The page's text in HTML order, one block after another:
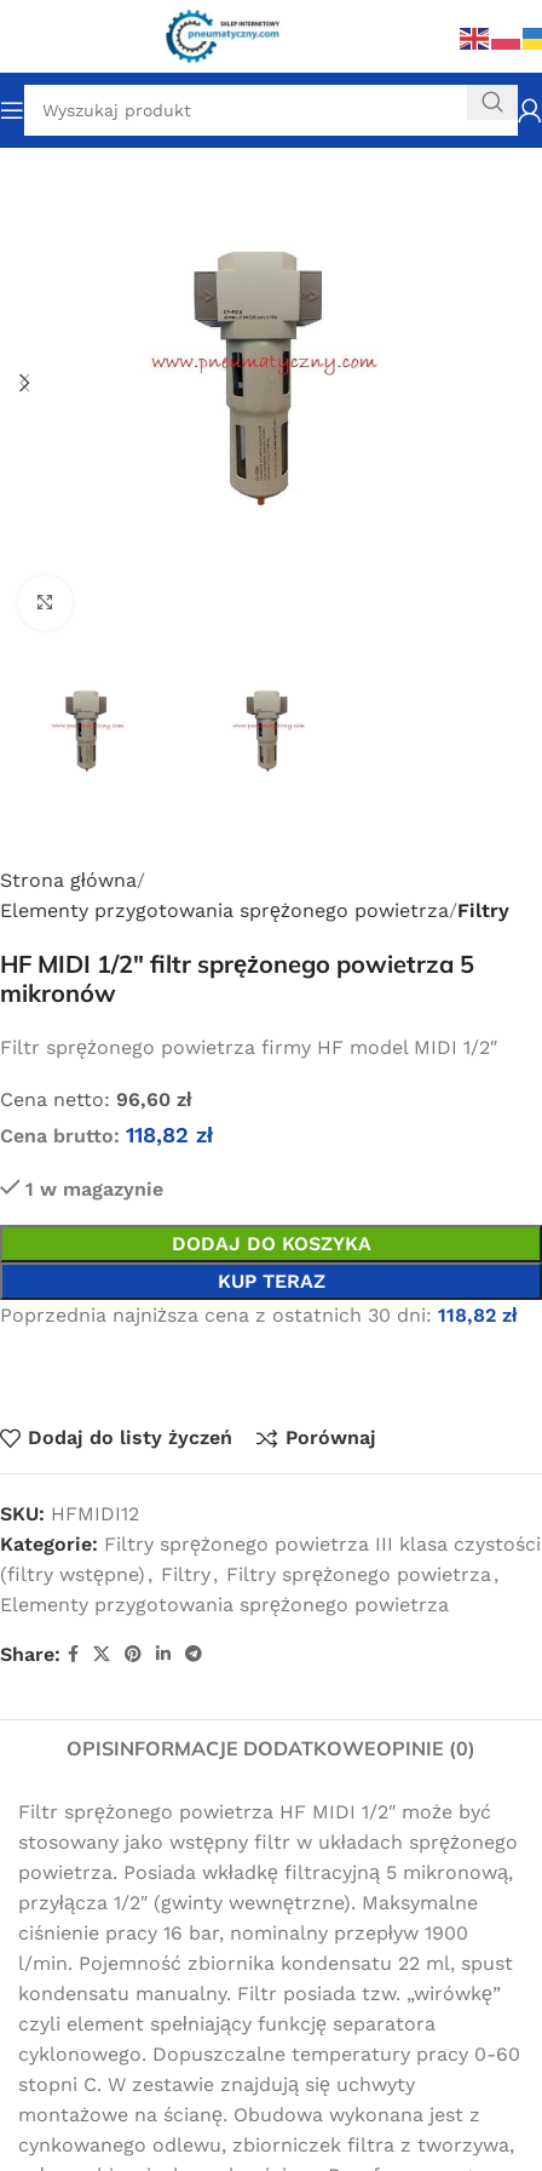
Strona główna
Elementy przygotowania sprężonego powietrza Filtry
HF MIDI 1/2″ filtr sprężonego powietrza 5
mikronów
Filtr sprężonego powietrza firmy HF model MIDI 1/2″
Cena netto: 96,60 zł
Cena brutto: 118,82 zł
1 w magazynie
DODAJ DO KOSZYKA
KUP TERAZ
Poprzednia najniższa cena z ostatnich 30 dni: 118,82 zł
Dodaj do listy życzeń Porównaj
SKU: HFMIDI12
Kategorie: Filtry sprężonego powietrza III klasa czystości
(filtry wstępne) , Filtry, Filtry sprężonego powietrza,
Elementy przygotowania sprężonego powietrza
Share:
OPISINFORMACJE DODATKOWEOPINIE (0)
Filtr sprężonego powietrza HF MIDI 1/2″ może być
stosowany jako wstępny filtr w układach sprężonego
powietrza. Posiada wkładkę filtracyjną 5 mikronową,
przyłącza 1/2″ (gwinty wewnętrzne). Maksymalne
ciśnienie pracy 16 bar, nominalny przepływ 1900
l/min. Pojemność zbiornika kondensatu 22 ml, spust
kondensatu manualny. Filtr posiada tzw. „wirówkę”
czyli element spełniający funkcję separatora
cyklonowego. Dopuszczalne temperatury pracy 0-60
stopni C. W zestawie znajdują się uchwyty
montażowe na ścianę. Obudowa wykonana jest z
cynkowanego odlewu, zbiorniczek filtra z tworzywa,